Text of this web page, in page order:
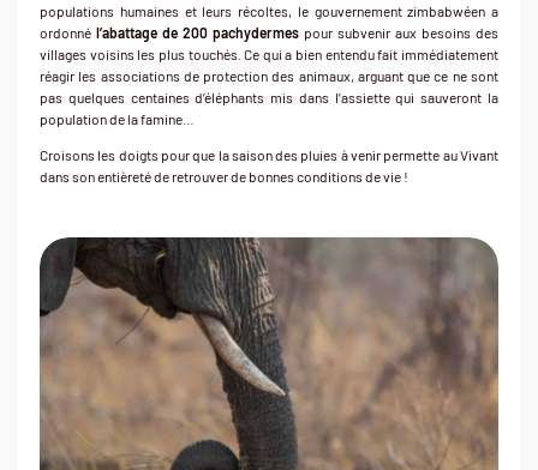
populations humaines et leurs récoltes, le gouvernement zimbabwéen a
ordonné l’abattage de 200 pachydermes pour subvenir aux besoins des
villages voisins les plus touchés. Ce qui a bien entendu fait immédiatement
réagir les associations de protection des animaux, arguant que ce ne sont
pas quelques centaines d’éléphants mis dans l’assiette qui sauveront la
population de la famine…
Croisons les doigts pour que la saison des pluies à venir permette au Vivant
dans son entièreté de retrouver de bonnes conditions de vie !